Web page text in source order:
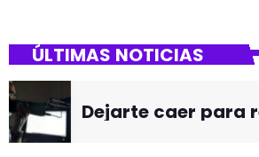
ÚLTIMAS NOTICIAS
Dejarte caer para